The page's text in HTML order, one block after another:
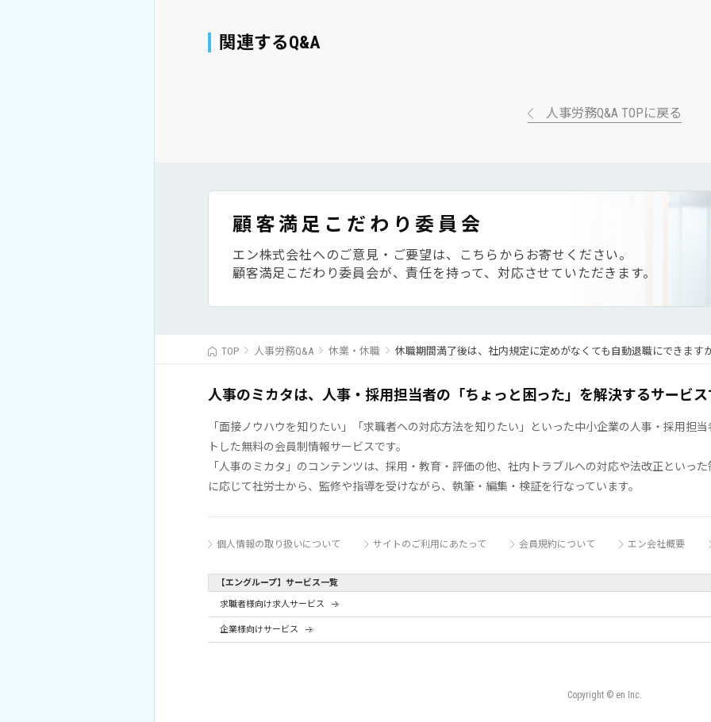
関連するQ&A
人事労務Q&A TOPに戻る
顧客満足こだわり委員会
エン株式会社へのご意見・ご要望は、こちらからお寄せください。
顧客満足こだわり委員会が、責任を持って、対応させていただきます。
TOP 人事労務Q&A 休業・休職 休職期間満了後は、社内規定に定めがなくても自動退職にできます
人事のミカタは、人事・採用担当者の「ちょっと困った」を解決するサービス
「面接ノウハウを知りたい」「求職者への対応方法を知りたい」といった中小企業の人事・採用担
トした無料の会員制情報サービスです。
「人事のミカタ」のコンテンツは、採用・教育・評価の他、社内トラブルへの対応や法改正といっ
に応じて社労士から、監修や指導を受けながら、執筆・編集・検証を行なっています。
個人情報の取り扱いについて サイトのご利用にあたって 会員規約について エン会社概要
【エングループ】サービス一覧
求職者様向け求人サービス
企業様向けサービス
Copyright © en Inc.